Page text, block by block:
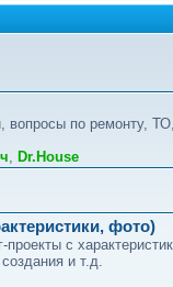
вопросы по ремонту,
, Dr.House
фото)
с
и т.д.